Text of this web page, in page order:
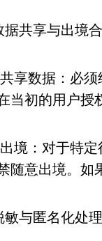
据共享与出境
享数据：必须
当初的用户授
境：对于特定
随意出境。如
敏与匿名化处